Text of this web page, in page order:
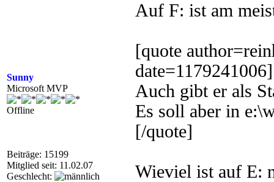
Sunny
Microsoft MVP
Offline
Beiträge: 15199
Mitglied seit: 11.02.07
Geschlecht:
Auf F: ist am
[quote
date=1179241006]
Auch gibt er als
Es soll aber in
[/quote]
Wieviel ist auf E: